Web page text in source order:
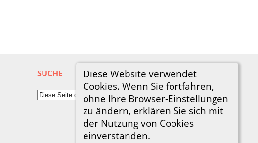
Diese Website verwendet
Cookies. Wenn Sie fortfahren,
ohne Ihre Browser-Einstellungen
zu ändern, erklären Sie sich mit
der Nutzung von Cookies
einverstanden.
SUCHE